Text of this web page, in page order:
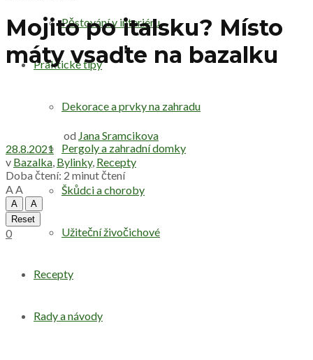
Pěstování v interiéru
Praktické tipy
Dekorace a prvky na zahradu
Pergoly a zahradní domky
Škůdci a choroby
Užiteční živočichové
Recepty
Rady a návody
Mojito po italsku? Místo
máty vsaďte na bazalku
od Jana Sramcikova
28.8.2021
v Bazalka, Bylinky, Recepty
Doba čtení: 2 minut čtení
AA
A
A
Reset
0